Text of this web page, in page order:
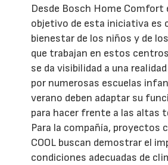
Desde Bosch Home Comfort
objetivo de esta iniciativa es
bienestar de los niños y de
que trabajan en estos
se da visibilidad a una
por numerosas escuelas
verano deben adaptar su
para hacer frente a las altas
Para la compañía, proyectos
COOL buscan demostrar el
condiciones adecuadas de